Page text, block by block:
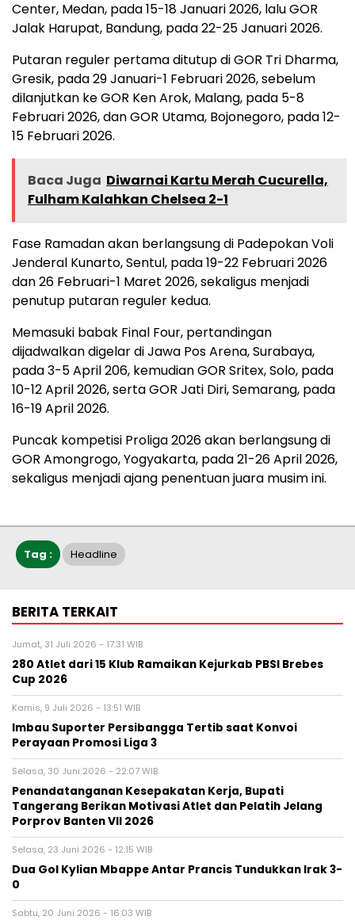
Center, Medan, pada 15-18 Januari 2026, lalu GOR
Jalak Harupat, Bandung, pada 22-25 Januari 2026.
Putaran reguler pertama ditutup di GOR Tri Dharma,
Gresik, pada 29 Januari-1 Februari 2026, sebelum
dilanjutkan ke GOR Ken Arok, Malang, pada 5-8
Februari 2026, dan GOR Utama, Bojonegoro, pada 12-
15 Februari 2026.
Baca Juga Diwarnai Kartu Merah Cucurella,
Fulham Kalahkan Chelsea 2-1
Fase Ramadan akan berlangsung di Padepokan Voli
Jenderal Kunarto, Sentul, pada 19-22 Februari 2026
dan 26 Februari-1 Maret 2026, sekaligus menjadi
penutup putaran reguler kedua.
Memasuki babak Final Four, pertandingan
dijadwalkan digelar di Jawa Pos Arena, Surabaya,
pada 3-5 April 206, kemudian GOR Sritex, Solo, pada
10-12 April 2026, serta GOR Jati Diri, Semarang, pada
16-19 April 2026.
Puncak kompetisi Proliga 2026 akan berlangsung di
GOR Amongrogo, Yogyakarta, pada 21-26 April 2026,
sekaligus menjadi ajang penentuan juara musim ini.
Tag : Headline
BERITA TERKAIT
Jumat, 31 Juli 2026 - 17:31 WIB
280 Atlet dari 15 Klub Ramaikan Kejurkab PBSI Brebes
Cup 2026
Kamis, 9 Juli 2026 - 13:51 WIB
Imbau Suporter Persibangga Tertib saat Konvoi
Perayaan Promosi Liga 3
Selasa, 30 Juni 2026 - 22:07 WIB
Penandatanganan Kesepakatan Kerja, Bupati
Tangerang Berikan Motivasi Atlet dan Pelatih Jelang
Porprov Banten VII 2026
Selasa, 23 Juni 2026 - 12:15 WIB
Dua Gol Kylian Mbappe Antar Prancis Tundukkan Irak 3-
0
Sabtu, 20 Juni 2026 - 16:03 WIB